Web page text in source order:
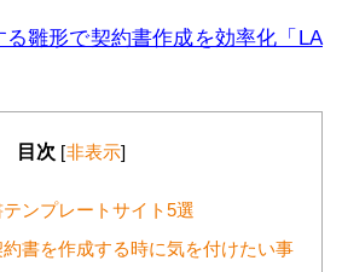
雛形で契約書作成を効率化「LA
目次 [非表示]
ンプレートサイト5選
書を作成する時に気を付けたい事